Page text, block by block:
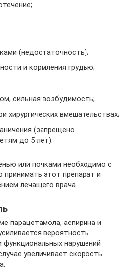
(недостаточность);
и кормления грудью;
сильная возбудимость;
хирургических вмешательствах;
(запрещено
до 5 лет).
или почками необходимо с
этот препарат и
лечащего врача.
парацетамола, аспирина и
вероятность
функциональных нарушений
увеличивает скорость